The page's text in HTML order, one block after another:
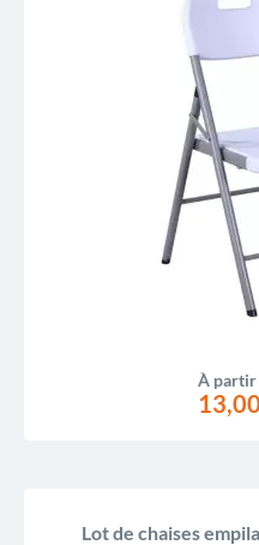
À partir
Lot de chaises